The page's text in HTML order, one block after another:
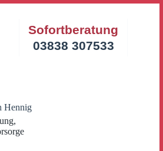
Hennig
Sofortberatung
03838 307533